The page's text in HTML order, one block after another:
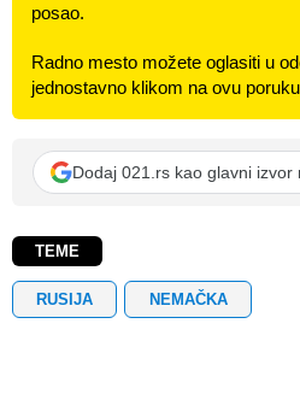
posao.
Radno mesto možete oglasiti u
jednostavno klikom na ovu
Dodaj 021.rs kao glavni izvor
TEME
RUSIJA NEMAČKA